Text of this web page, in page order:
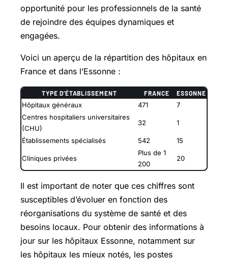
opportunité pour les professionnels de la santé
de rejoindre des équipes dynamiques et
engagées.
Voici un aperçu de la répartition des hôpitaux en
France et dans l’Essonne :
TYPE D’ÉTABLISSEMENT FRANCE ESSONNE
Hôpitaux généraux 471
7
Centres hospitaliers universitaires
(CHU)
32 1
Établissements spécialisés 542 15
Cliniques privées
Plus de 1
200
20
Il est important de noter que ces chiffres sont
susceptibles d’évoluer en fonction des
réorganisations du système de santé et des
besoins locaux. Pour obtenir des informations à
jour sur les hôpitaux Essonne, notamment sur
les hôpitaux les mieux notés, les postes